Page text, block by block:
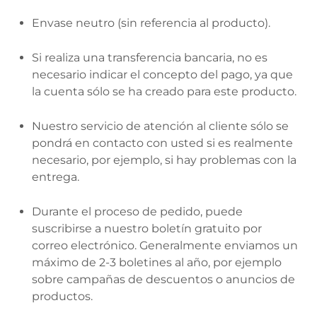
Envase neutro (sin referencia al producto).
Si realiza una transferencia bancaria, no es
necesario indicar el concepto del pago, ya que
la cuenta sólo se ha creado para este producto.
Nuestro servicio de atención al cliente sólo se
pondrá en contacto con usted si es realmente
necesario, por ejemplo, si hay problemas con la
entrega.
Durante el proceso de pedido, puede
suscribirse a nuestro boletín gratuito por
correo electrónico. Generalmente enviamos un
máximo de 2-3 boletines al año, por ejemplo
sobre campañas de descuentos o anuncios de
productos.